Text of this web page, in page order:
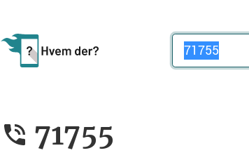
Telefonnummer
71755